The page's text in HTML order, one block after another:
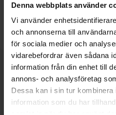
Denna webbplats använder
Vi använder
och annonserna till
för sociala medier och
vidarebefordrar även sådana
information från din enhet till
annons- och analysföretag
Dessa kan i sin tur kombinera
information som du har
Känn